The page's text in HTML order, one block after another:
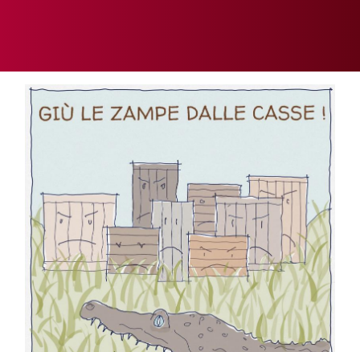
FOCUS
PROFESSIONE
LE FOTO DEL FIL ROUGE
IN QUESTO NUMERO
SCENARIO ECONOMICO
SPAZIO APERTO
GOVERNANCE
FONDAZIONE
ASSOCIAZIONI